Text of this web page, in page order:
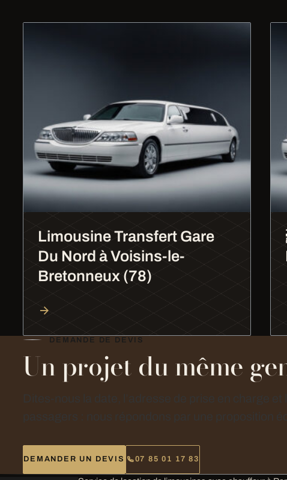
Limousine Transfert Gare
Du Nord à Voisins-le-
Bretonneux (78)
DEMANDE DE DEVIS
Un projet du même
DEMANDER UN DEVIS 07 85 01 17 83